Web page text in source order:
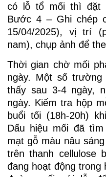
có lỗ tổ mối thì đặt
Bước 4 – Ghi chép
15/04/2025), vị trí
nam), chụp ảnh để
Thời gian chờ mối
ngày. Một số
thấy sau 3-4 ngày,
ngày. Kiểm tra hộp
buổi tối (18h-20h)
Dấu hiệu mối đã
mạt gỗ màu nâu
trên thanh cellulose
đang hoạt động trong